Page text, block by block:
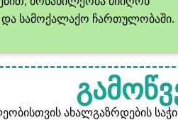
სამოქალაქო ჩართულობაში.
ახალგაზრდების